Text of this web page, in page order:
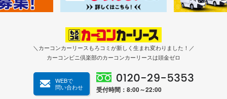
＼カーコンカーリースもろコミが新しく生まれ変わりました！／
カーコンビニ倶楽部のカーコンカーリースは頭金ゼロ
WEBで
問い合わせ
受付時間：8:00～22:00